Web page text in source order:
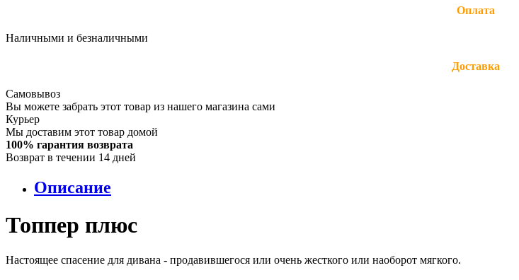
Оплата
Наличными и безналичными
Доставка
Самовывоз
Вы можете забрать этот товар из нашего магазина сами
Курьер
Мы доставим этот товар домой
100% гарантия возврата
Возврат в течении 14 дней
Описание
Топпер плюс
Настоящее спасение для дивана - продавившегося или очень жесткого или наоборот мягкого.